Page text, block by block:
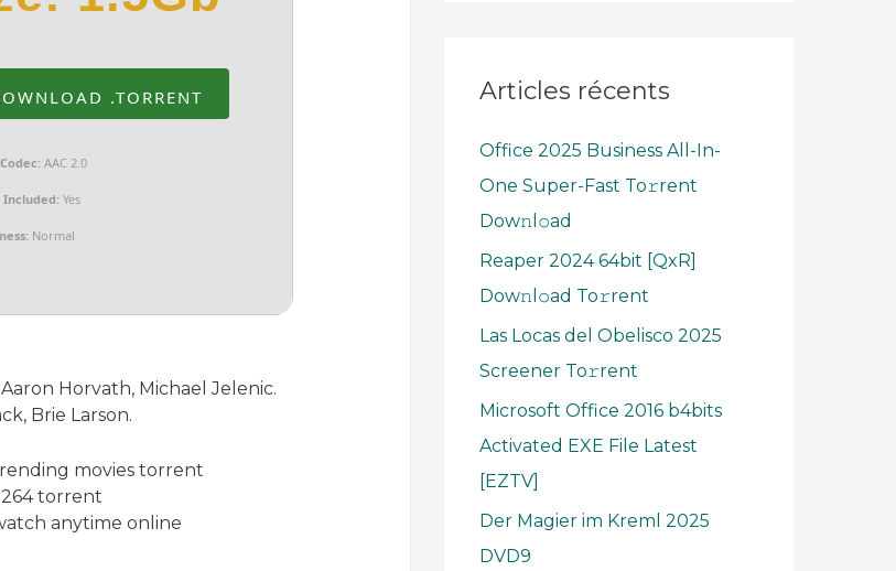
.TORRENT
AAC 2.0
Included: Yes
Normal
Horvath, Michael Jelenic.
Brie Larson.
movies torrent
torrent
anytime online
Articles récents
Office 2025 Business All-In-
One Super-Fast To𝚛rent
Dow𝚗l𝚘ad
Reaper 2024 64bit [QxR]
Dow𝚗l𝚘ad To𝚛rent
Las Locas del Obelisco 2025
Screener To𝚛rent
Microsoft Office 2016 b4bits
Activated EXE File Latest
[EZTV]
Der Magier im Kreml 2025
DVD9